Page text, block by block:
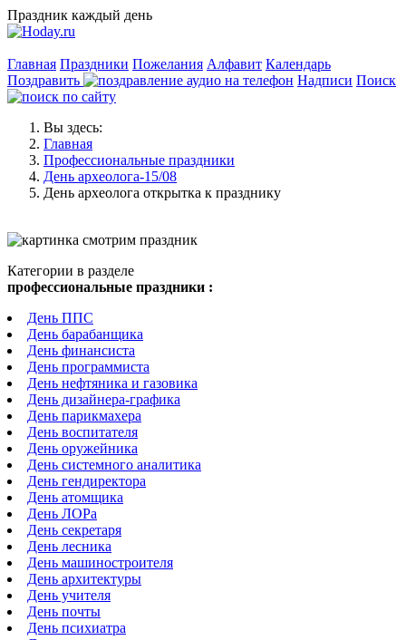
Праздник каждый день
Главная Праздники Пожелания Алфавит Календарь
Поздравить
Надписи Поиск
Вы здесь:
Главная
Профессиональные праздники
День археолога-15/08
День археолога открытка к празднику
Категории в разделе
профессиональные праздники :
День ППС
День барабанщика
День финансиста
День программиста
День нефтяника и газовика
День дизайнера-графика
День парикмахера
День воспитателя
День оружейника
День системного аналитика
День гендиректора
День атомщика
День ЛОРа
День секретаря
День лесника
День машиностроителя
День архитектуры
День учителя
День почты
День психиатра